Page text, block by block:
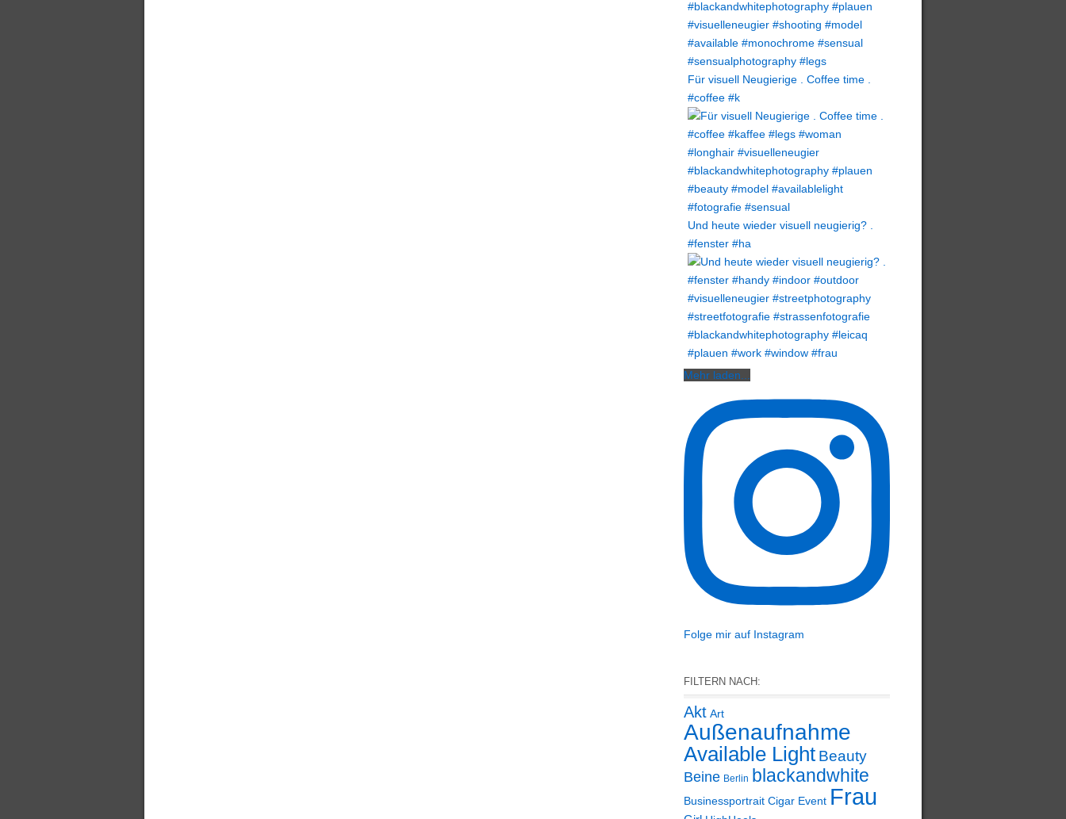
Für visuell Neugierige . Coffee time .
#coffee #k
Und heute wieder visuell neugierig? .
#fenster #ha
Mehr laden...
Folge mir auf Instagram
FILTERN NACH:
Akt Art
Außenaufnahme
Available Light Beauty
Beine Berlin blackandwhite
Businessportrait Cigar Event Frau